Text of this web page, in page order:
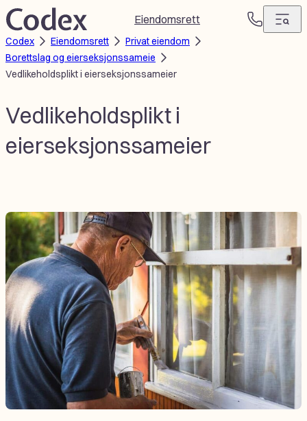
Hopp
til
innhold
Eiendomsrett
T
Codex Eiendomsrett
Privat eiendom
Borettslag og eierseksjonssameie
Vedlikeholdsplikt i eierseksjonssameier
Vedlikeholdsplikt i
eierseksjonssameier